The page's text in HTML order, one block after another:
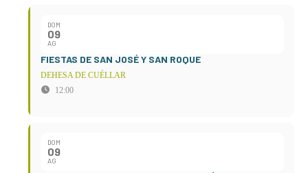
DOM
09
AG
FIESTAS DE SAN JOSÉ Y SAN ROQUE
DEHESA DE CUÉLLAR
12:00
DOM
09
AG